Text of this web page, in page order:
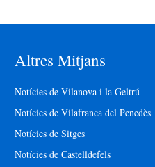
Altres Mitjans
Notícies de Vilanova i la Geltrú
Notícies de Vilafranca del Penedès
Notícies de Sitges
Notícies de Castelldefels